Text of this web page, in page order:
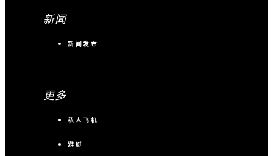
新闻
新闻发布
更多
私人飞机
游艇